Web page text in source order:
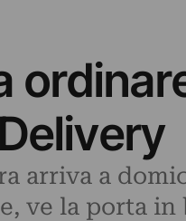
arriva a
ve la porta